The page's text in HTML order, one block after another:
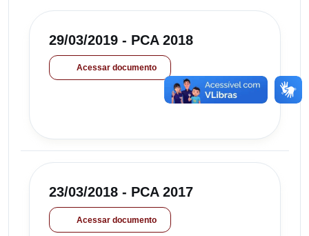
29/03/2019 - PCA 2018
Acessar documento
23/03/2018 - PCA 2017
Acessar documento